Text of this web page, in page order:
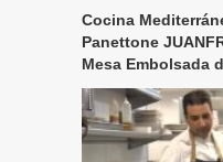
Cocina
Panettone
Mesa Embolsada